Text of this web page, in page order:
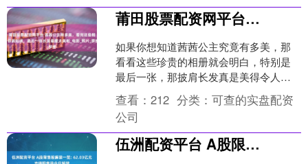
莆田股票配资网平台 茜茜公主有多美，看完这些相册你就知道，最后一张长发垂腰太美啦_电影_照片_罗密·
如果你想知道茜茜公主究竟有多美，那
看看这些珍贵的相册就会明白，特别是
最后一张，那披肩长发真是美得令人惊
叹！ 这组照片展现了茜茜公主与她的丈
夫，奥匈帝国的皇帝弗朗....
查看：212 分类：可查的实盘配资
公司
伍洲配资平台 A股限售股解禁一览: 62.03亿元市值限售股今日解禁